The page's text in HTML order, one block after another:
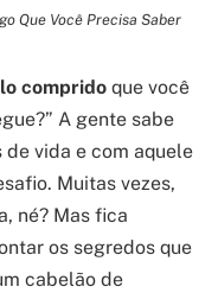
Que Você Precisa Saber
comprido que você
A gente sabe
vida e com aquele
Muitas vezes,
né? Mas fica
os segredos que
cabelão de